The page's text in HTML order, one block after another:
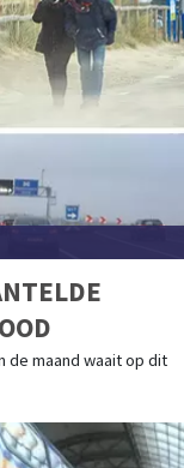
de maand waait op dit